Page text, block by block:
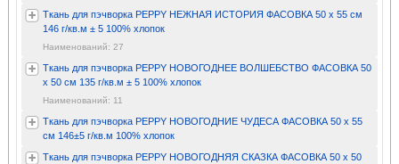
Ткань для пэчворка PEPPY НЕЖНАЯ ИСТОРИЯ ФАСОВКА 50 x 55 см
146 г/кв.м ± 5 100% хлопок
Наименований: 27
Ткань для пэчворка PEPPY НОВОГОДНЕЕ ВОЛШЕБСТВО ФАСОВКА 50
x 50 см 135 г/кв.м ± 5 100% хлопок
Наименований: 11
Ткань для пэчворка PEPPY НОВОГОДНИЕ ЧУДЕСА ФАСОВКА 50 x 55
см 146±5 г/кв.м 100% хлопок
Ткань для пэчворка PEPPY НОВОГОДНЯЯ СКАЗКА ФАСОВКА 50 х 50